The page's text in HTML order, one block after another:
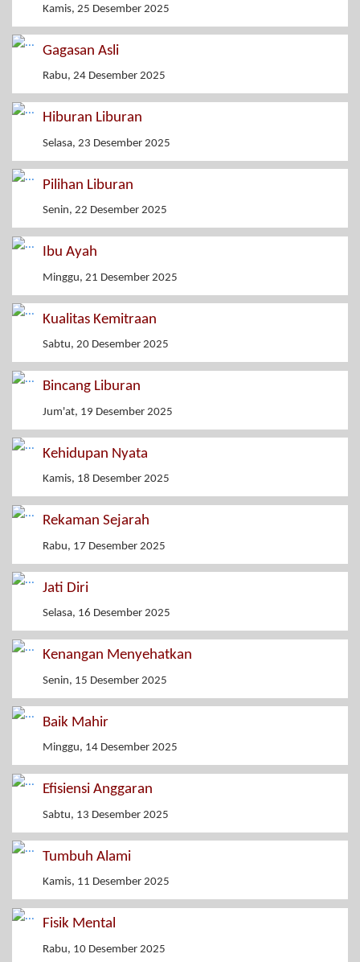
Kamis, 25 Desember 2025
Gagasan Asli
Rabu, 24 Desember 2025
Hiburan Liburan
Selasa, 23 Desember 2025
Pilihan Liburan
Senin, 22 Desember 2025
Ibu Ayah
Minggu, 21 Desember 2025
Kualitas Kemitraan
Sabtu, 20 Desember 2025
Bincang Liburan
Jum'at, 19 Desember 2025
Kehidupan Nyata
Kamis, 18 Desember 2025
Rekaman Sejarah
Rabu, 17 Desember 2025
Jati Diri
Selasa, 16 Desember 2025
Kenangan Menyehatkan
Senin, 15 Desember 2025
Baik Mahir
Minggu, 14 Desember 2025
Efisiensi Anggaran
Sabtu, 13 Desember 2025
Tumbuh Alami
Kamis, 11 Desember 2025
Fisik Mental
Rabu, 10 Desember 2025